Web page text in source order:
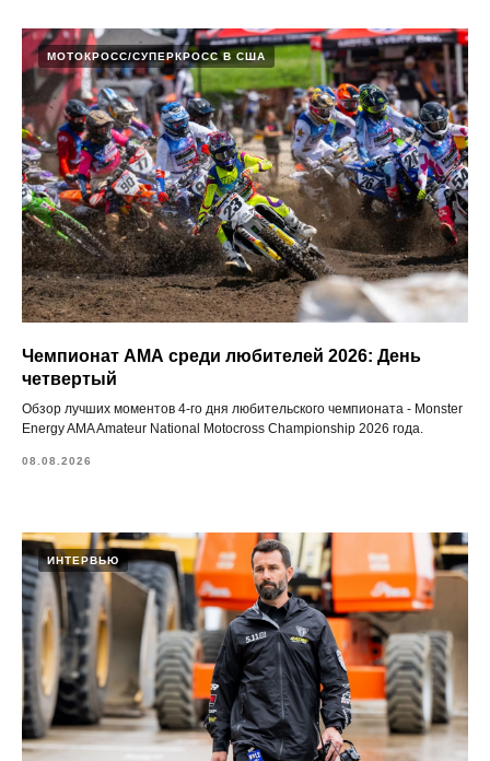
МОТОКРОСС/СУПЕРКРОСС В США
Чемпионат АМА среди любителей 2026: День
четвертый
Обзор лучших моментов 4-го дня любительского чемпионата - Monster
Energy AMA Amateur National Motocross Championship 2026 года.
08.08.2026
ИНТЕРВЬЮ